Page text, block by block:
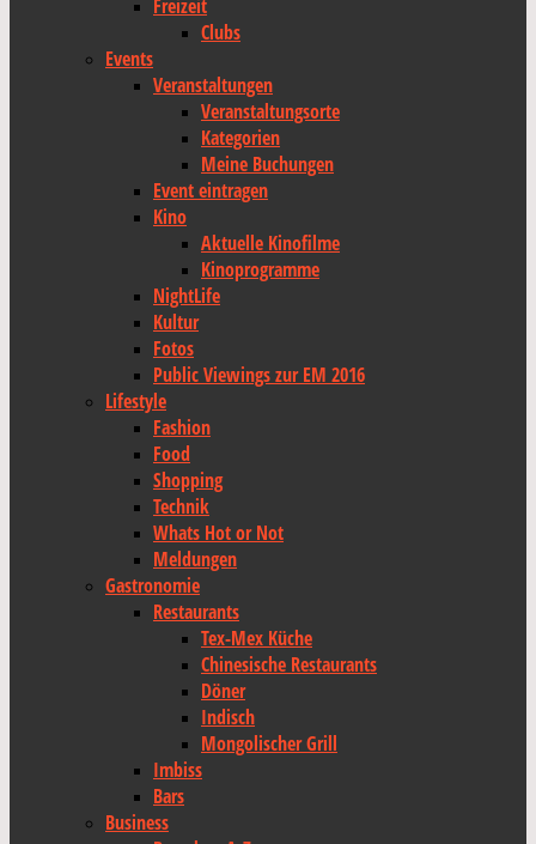
Freizeit
Clubs
Events
Veranstaltungen
Veranstaltungsorte
Kategorien
Meine Buchungen
Event eintragen
Kino
Aktuelle Kinofilme
Kinoprogramme
NightLife
Kultur
Fotos
Public Viewings zur EM 2016
Lifestyle
Fashion
Food
Shopping
Technik
Whats Hot or Not
Meldungen
Gastronomie
Restaurants
Tex-Mex Küche
Chinesische Restaurants
Döner
Indisch
Mongolischer Grill
Imbiss
Bars
Business